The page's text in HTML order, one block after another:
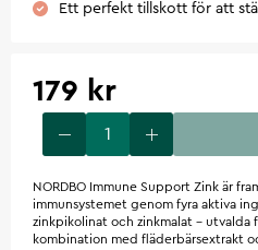
Ett perfekt tillskott för att
179 kr
NORDBO Immune Support Zink är
immunsystemet genom fyra aktiva
zinkpikolinat och zinkmalat -
kombination med fläderbärsextrakt